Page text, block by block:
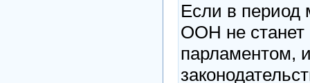
Если в период
ООН не
парламентом,